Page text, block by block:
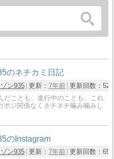
のネチカミ日記
ン935 更新： 7年前 更新回数： 52
だことも、進行中のことも、これ
ポジ関係なくネチネチ噛み噛みし
のInstagram
ン935 更新： 7年前 更新回数： 65